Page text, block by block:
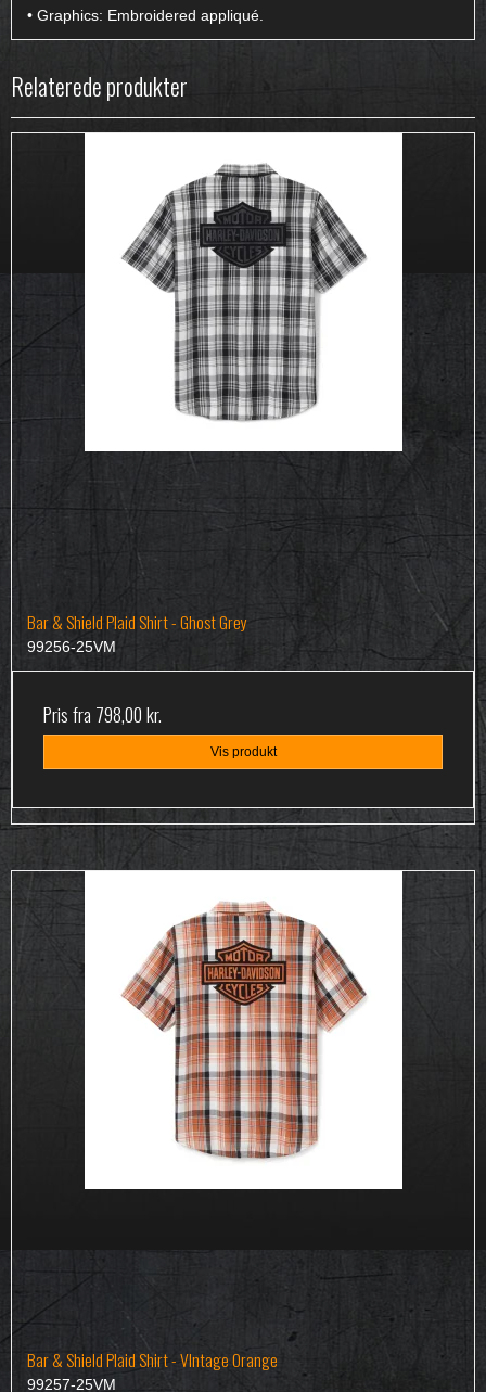
• Graphics: Embroidered appliqué.
Relaterede produkter
Bar & Shield Plaid Shirt - Ghost Grey
99256-25VM
Pris fra 798,00 kr.
Vis produkt
Bar & Shield Plaid Shirt - VIntage Orange
99257-25VM